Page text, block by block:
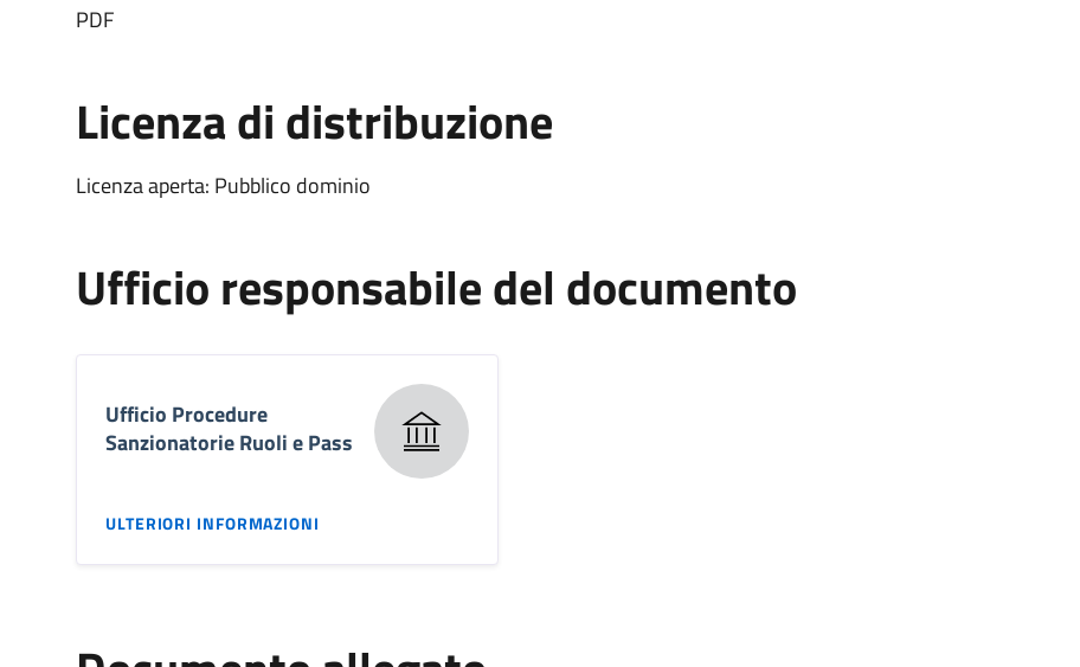
PDF
Licenza di distribuzione
Licenza aperta: Pubblico dominio
Ufficio responsabile del documento
Ufficio Procedure
Sanzionatorie Ruoli e Pass
ULTERIORI INFORMAZIONI